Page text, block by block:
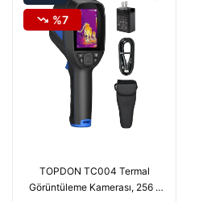
TOPDON TC004 Termal
Görüntüleme Kamerası, 256 x
Ürün%7